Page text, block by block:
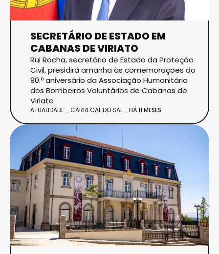
SECRETÁRIO DE ESTADO EM
CABANAS DE VIRIATO
Rui Rocha, secretário de Estado da Proteção
Civil, presidirá amanhã às comemorações do
90.º aniversário da Associação Humanitária
dos Bombeiros Voluntários de Cabanas de
Viriato
ATUALIDADE CARREGAL DO SAL HÁ 11 MESES